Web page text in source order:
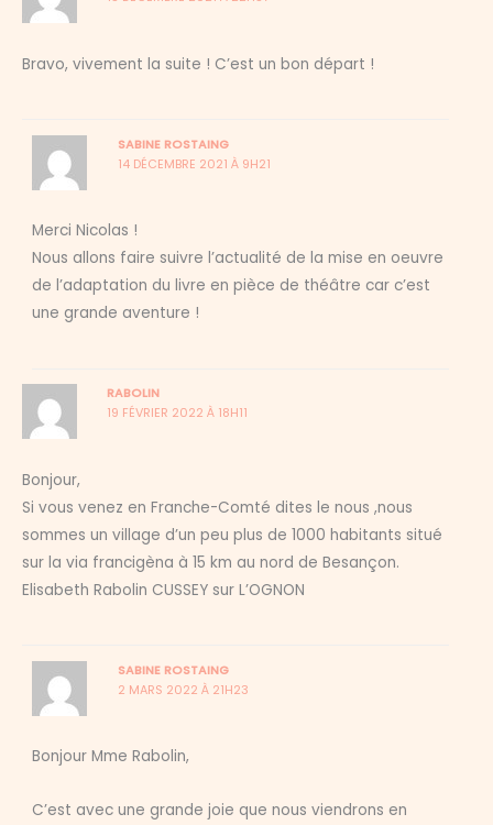
Bravo, vivement la suite ! C’est un bon départ !
SABINE ROSTAING
14 DÉCEMBRE 2021 À 9H21
Merci Nicolas !
Nous allons faire suivre l’actualité de la mise en oeuvre
de l’adaptation du livre en pièce de théâtre car c’est
une grande aventure !
RABOLIN
19 FÉVRIER 2022 À 18H11
Bonjour,
Si vous venez en Franche-Comté dites le nous ,nous
sommes un village d’un peu plus de 1000 habitants situé
sur la via francigèna à 15 km au nord de Besançon.
Elisabeth Rabolin CUSSEY sur L’OGNON
SABINE ROSTAING
2 MARS 2022 À 21H23
Bonjour Mme Rabolin,
C’est avec une grande joie que nous viendrons en